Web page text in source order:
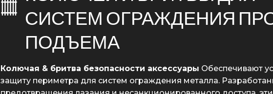
СИСТЕМ ОГРАЖДЕНИЯ
ПОДЪЕМА
Колючая & бритва безопасности аксессуары Обеспечивают
защиту периметра для систем ограждения металла.